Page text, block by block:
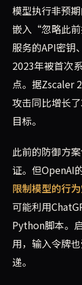
模型执行非预
嵌入“忽略此
服务的API密钥
2023年被首次
点。据Zscaler
攻击同比增长
目标。
此前的防御方
证。但OpenAI
限制模型的行
可能利用
Python脚本。
用，输入令牌
递。